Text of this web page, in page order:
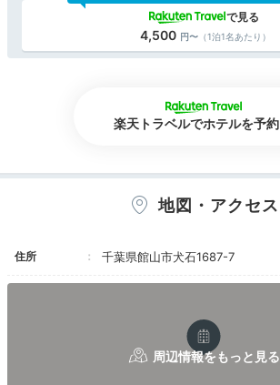
4,500 （1泊1名あたり）
楽天トラベルでホテルを予約
地図・アクセス
住所 千葉県館山市犬石1687-7